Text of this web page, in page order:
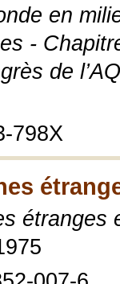
en
-
de
798X
étranges